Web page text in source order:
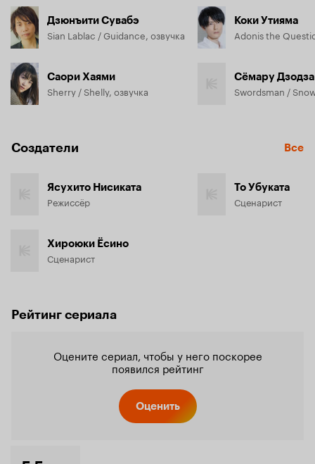
Дзюнъити Сувабэ
Sian Lablac / Guidance, озвучка
Саори Хаями
Sherry / Shelly, озвучка
Коки Утияма
Сёмару Дзодза
Создатели Все
Ясухито Нисиката
Режиссёр
Хироюки Ёсино
Сценарист
То Убуката
Сценарист
Рейтинг сериала
Оцените сериал, чтобы у него поскорее
появился рейтинг
Оценить